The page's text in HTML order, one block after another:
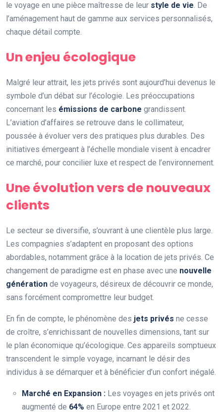
le voyage en une pièce maîtresse de leur style de vie. De
l’aménagement haut de gamme aux services personnalisés,
chaque détail compte.
Un enjeu écologique
Malgré leur attrait, les jets privés sont aujourd’hui devenus le
symbole d’un débat sur l’écologie. Les préoccupations
concernant les émissions de carbone grandissent.
L’aviation d’affaires se retrouve dans le collimateur,
poussée à évoluer vers des pratiques plus durables. Des
initiatives émergeant à l’échelle mondiale visent à encadrer
ce marché, pour concilier luxe et respect de l’environnement.
Une évolution vers de nouveaux
clients
Le secteur se diversifie, s’ouvrant à une clientèle plus large.
Les compagnies s’adaptent en proposant des options
abordables, notamment grâce à la location de jets privés. Ce
changement de paradigme est en phase avec une nouvelle
génération de voyageurs, désireux de découvrir ce monde,
sans forcément compromettre leur budget.
En fin de compte, le phénomène des jets privés ne cesse
de croître, s’enrichissant de nouvelles dimensions, tant sur
le plan économique qu’écologique. Ces appareils somptueux
transcendent le simple voyage, incarnant le désir des
individus à se démarquer et à bénéficier d’un confort inégalé.
Marché en Expansion : Les voyages en jets privés ont
augmenté de 64% en Europe entre 2021 et 2022.